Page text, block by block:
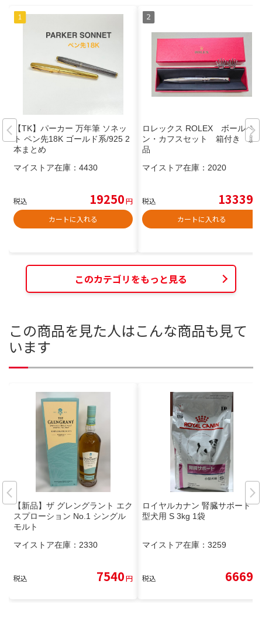
【TK】パーカー 万年筆 ソネッ
ト ペン先18K ゴールド系/925 2
本まとめ
マイストア在庫： 4430
税込 19250円
カートに入れる
ロレックス ROLEX ボールペ
ン・カフスセット 箱付き 新
品
マイストア在庫： 2020
税込 13339
カートに入れる
このカテゴリをもっと見る
この商品を見た人はこんな商品も見て
います
【新品】ザ グレングラント エク
スプローション No.1 シングル
モルト
マイストア在庫： 2330
税込 7540円
ロイヤルカナン 腎臓サポート 小
型犬用 S 3kg 1袋
マイストア在庫： 3259
税込 6669